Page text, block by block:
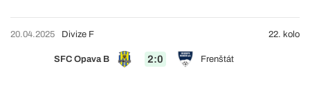
20.04.2025
SFC Opava B 2:0 Frenštát
Divize F 22. kolo